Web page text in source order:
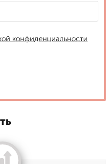
конфиденциальности